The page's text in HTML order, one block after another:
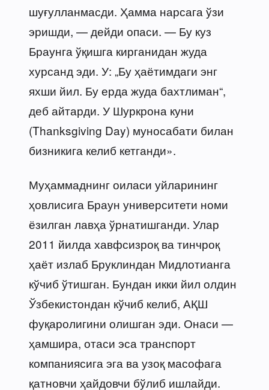
шуғулланмасди. Ҳамма нарсага ўзи
эришди, — дейди опаси. — Бу куз
Браунга ўқишга кирганидан жуда
хурсанд эди. У: „Бу ҳаётимдаги энг
яхши йил. Бу ерда жуда бахтлиман“,
деб айтарди. У Шуркрона куни
(Thanksgiving Day) муносабати билан
бизникига келиб кетганди».
Муҳаммаднинг оиласи уйларининг
ҳовлисига Браун университети номи
ёзилган лавҳа ўрнатишганди. Улар
2011 йилда хавфсизроқ ва тинчроқ
ҳаёт излаб Бруклиндан Мидлотианга
кўчиб ўтишган. Бундан икки йил олдин
Ўзбекистондан кўчиб келиб, АҚШ
фуқаролигини олишган эди. Онаси —
ҳамшира, отаси эса транспорт
компаниясига эга ва узоқ масофага
қатновчи ҳайдовчи бўлиб ишлайди.